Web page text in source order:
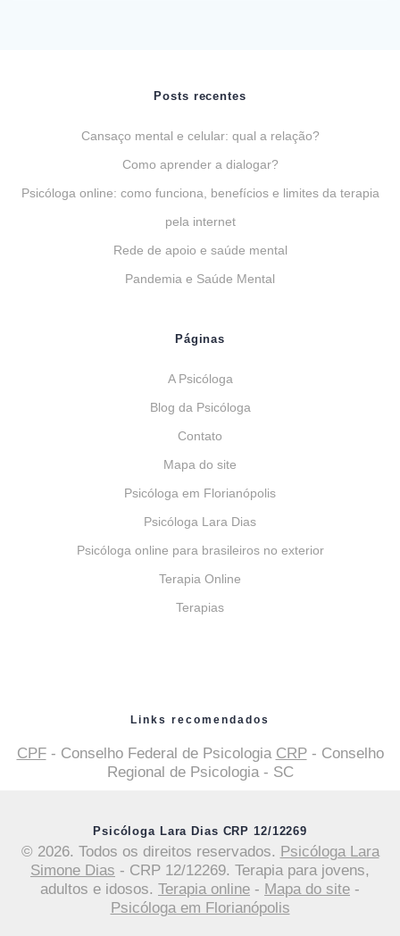
Posts recentes
Cansaço mental e celular: qual a relação?
Como aprender a dialogar?
Psicóloga online: como funciona, benefícios e limites da terapia
pela internet
Rede de apoio e saúde mental
Pandemia e Saúde Mental
Páginas
A Psicóloga
Blog da Psicóloga
Contato
Mapa do site
Psicóloga em Florianópolis
Psicóloga Lara Dias
Psicóloga online para brasileiros no exterior
Terapia Online
Terapias
Links recomendados
CPF- Conselho Federal de Psicologia CRP- Conselho
Regional de Psicologia - SC
Psicóloga Lara Dias CRP 12/12269
© 2026. Todos os direitos reservados. Psicóloga Lara
Simone Dias - CRP 12/12269. Terapia para jovens,
adultos e idosos. Terapia online - Mapa do site -
Psicóloga em Florianópolis